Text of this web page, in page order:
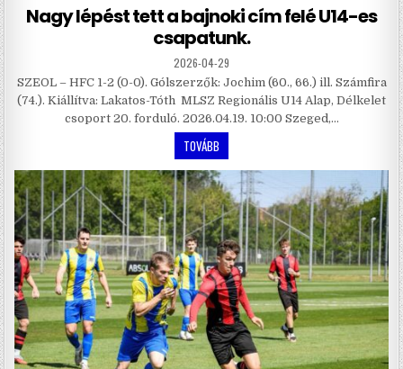
in
Nagy lépést tett a bajnoki cím felé U14-es
csapatunk.
2026-04-29
SZEOL – HFC 1-2 (0-0). Gólszerzők: Jochim (60., 66.) ill. Számfira
(74.). Kiállítva: Lakatos-Tóth MLSZ Regionális U14 Alap, Délkelet
csoport 20. forduló. 2026.04.19. 10:00 Szeged,…
TOVÁBB